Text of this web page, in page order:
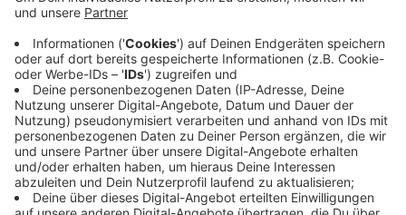
schon gemacht. Die Aktion "Nettetal hilft" soll in
den Flutgebieten aber fortgestezt werden. Die
Aktion ist eine Initiative der Stadt und der
Nettetaler Organisation "Human Plus".
Veröffentlicht:Donnerstag, 21.10.2021 07:51
Anzeige